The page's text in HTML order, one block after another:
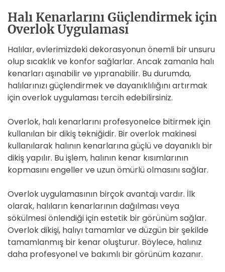
Halı Kenarlarını Güçlendirmek için
Overlok Uygulaması
Halılar, evlerimizdeki dekorasyonun önemli bir unsuru
olup sıcaklık ve konfor sağlarlar. Ancak zamanla halı
kenarları aşınabilir ve yıpranabilir. Bu durumda,
halılarınızı güçlendirmek ve dayanıklılığını artırmak
için overlok uygulaması tercih edebilirsiniz.
Overlok, halı kenarlarını profesyonelce bitirmek için
kullanılan bir dikiş tekniğidir. Bir overlok makinesi
kullanılarak halının kenarlarına güçlü ve dayanıklı bir
dikiş yapılır. Bu işlem, halının kenar kısımlarının
kopmasını engeller ve uzun ömürlü olmasını sağlar.
Overlok uygulamasının birçok avantajı vardır. İlk
olarak, halıların kenarlarının dağılması veya
sökülmesi önlendiği için estetik bir görünüm sağlar.
Overlok dikişi, halıyı tamamlar ve düzgün bir şekilde
tamamlanmış bir kenar oluşturur. Böylece, halınız
daha profesyonel ve bakımlı bir görünüm kazanır.